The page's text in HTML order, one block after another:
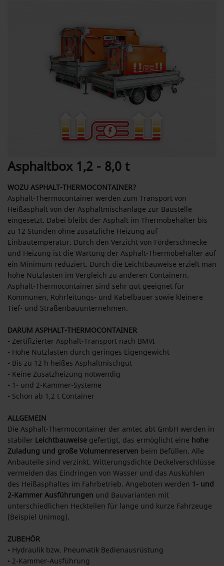
Asphaltbox 1,2 - 8,0 t
WOZU ASPHALT-THERMOCONTAINER?
Asphalt-Thermocontainer werden zum Transport von
Heißasphalt von der Asphaltmischanlage zur Baustelle
eingesetzt. Dabei bleibt der Asphalt im Thermobehälter bis
zu 12 Stunden ohne zusätzliche Heizung auf
Einbautemperatur. Durch den Verzicht von Förderschnecke
und Heizung ist die Wartung der Asphalt-Thermobehälter auf
ein Minimum reduziert. Durch die Leichtbauweise erzielt man
hohe Nutzlasten im Vergleich zu anderen Containern.
Asphalt-Thermocontainer sind sehr gut geeignet für
Kommunen, Rohrleitungs- und Kabelbauer sowie kleinere
Tief- und Straßenbauunternehmen.
DARUM ASPHALT-THERMOCONTAINER
• Zertifizierter Asphalt-Transport nach BMVI
• Hohe Nutzlasten durch geringes Eigengewicht
• Bis zu 12 h heißes Asphaltmischgut
• Keine Zusatzheizung notwendig
• 1- und 2-Kammer-Systeme
• Schon ab 1,2 t Container
ALLGEMEIN
Die Asphalt-Thermocontainer der amtec abt GmbH werden in
stabiler Leichtbauweise gefertigt, das ermöglicht eine hohe
Zuladung und große Volumenreserven beim Befüllen. Alle
Anbauteile sind verzinkt. Witterungsdichte Deckelverschlüsse
vermeiden das Eindringen von Wasser und das Auskühlen
des Heißasphaltes im Fahrbetrieb. Angeboten werden 1- und
2-Kammer Ausführungen und Bauvarianten mit
unterschiedlichen Heckteilen für lange und kurze Fahrzeuge
(Beispiel Unimog).
ZUBEHÖR
• Hydraulik bzw. Pneumatik Bedienausrüstung
• 2-Kammer-Ausführung